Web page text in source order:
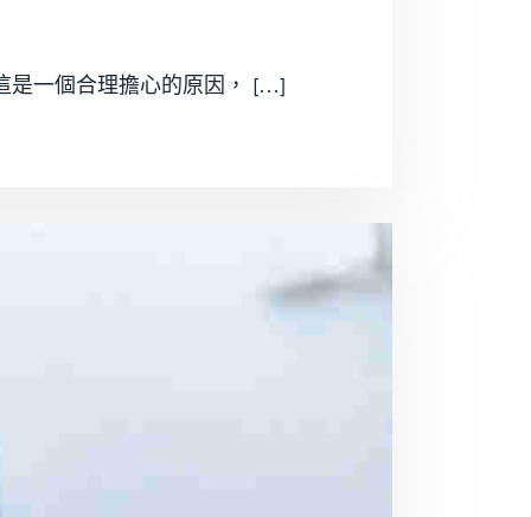
是一個合理擔心的原因， […]